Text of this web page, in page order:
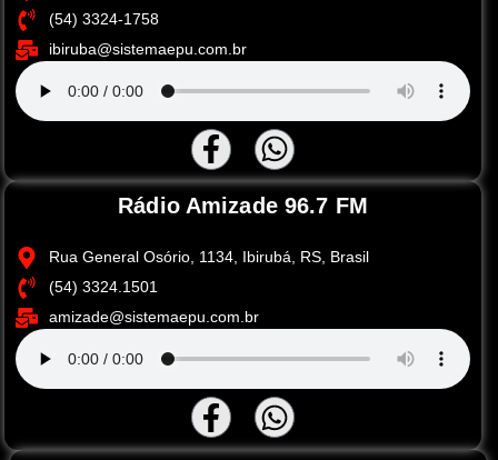
(54) 3324-1758
ibiruba@sistemaepu.com.br
Rádio Amizade 96.7 FM
Rua General Osório, 1134, Ibirubá, RS, Brasil
(54) 3324.1501
amizade@sistemaepu.com.br